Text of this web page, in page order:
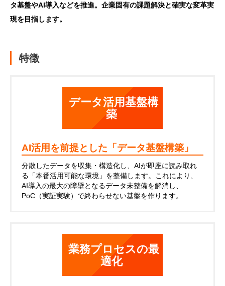
タ基盤やAI導入などを推進。企業固有の課題解決と確実な変革実
現を目指します。
特徴
データ活用基盤構
築
AI活用を前提とした「データ基盤構築」
分散したデータを収集・構造化し、AIが即座に読み取れ
る「本番活用可能な環境」を整備します。これにより、
AI導入の最大の障壁となるデータ未整備を解消し、
PoC（実証実験）で終わらせない基盤を作ります。
業務プロセスの最
適化